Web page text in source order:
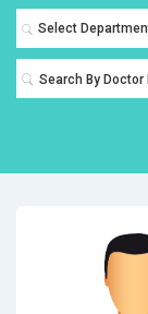
Select